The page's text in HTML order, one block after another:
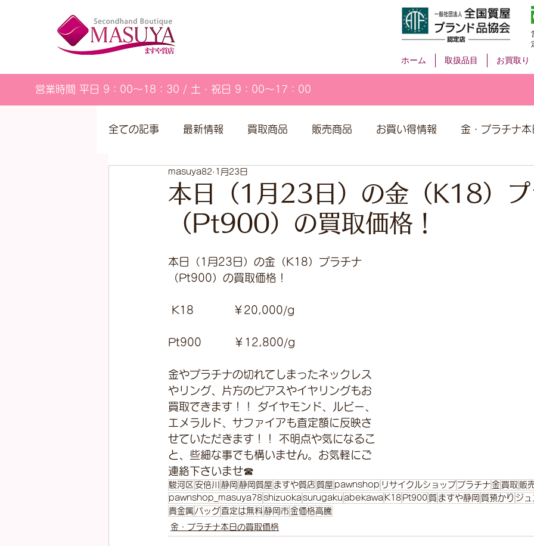
ホーム 取扱品目 お買取り
営業時間 平日 9：00～18：30 / 土・祝日 9：00～17：00
全ての記事 最新情報 買取商品 販売商品 お買い得情報 金・プラチナ
営業カレンダー
本日（1月23日）の金（K18）プ
（Pt900）の買取価格！
masuya82 1月23日
本日（1月23日）の金（K18）プラチナ
（Pt900）の買取価格！
K18　　  　￥20,000/g
Pt900         ￥12,800/g
金やプラチナの切れてしまったネックレス
やリング、片方のピアスやイヤリングもお
買取できます！！ ダイヤモンド、ルビー、
エメラルド、サファイアも査定額に反映さ
せていただきます！！ 不明点や気になるこ
と、些細な事でも構いません。お気軽にご
連絡下さいませ☎
駿河区 安倍川 静岡 静岡質屋 ますや質店 質屋 pawnshop リサイクルショップ プラチナ 金 買取 販
pawnshop_masuya78shizuokasurugaku abekawa K18 Pt900質 ますや静岡 質預かり ジュ
貴金属 バッグ 査定は無料 静岡市 金価格高騰
金・プラチナ本日の買取価格